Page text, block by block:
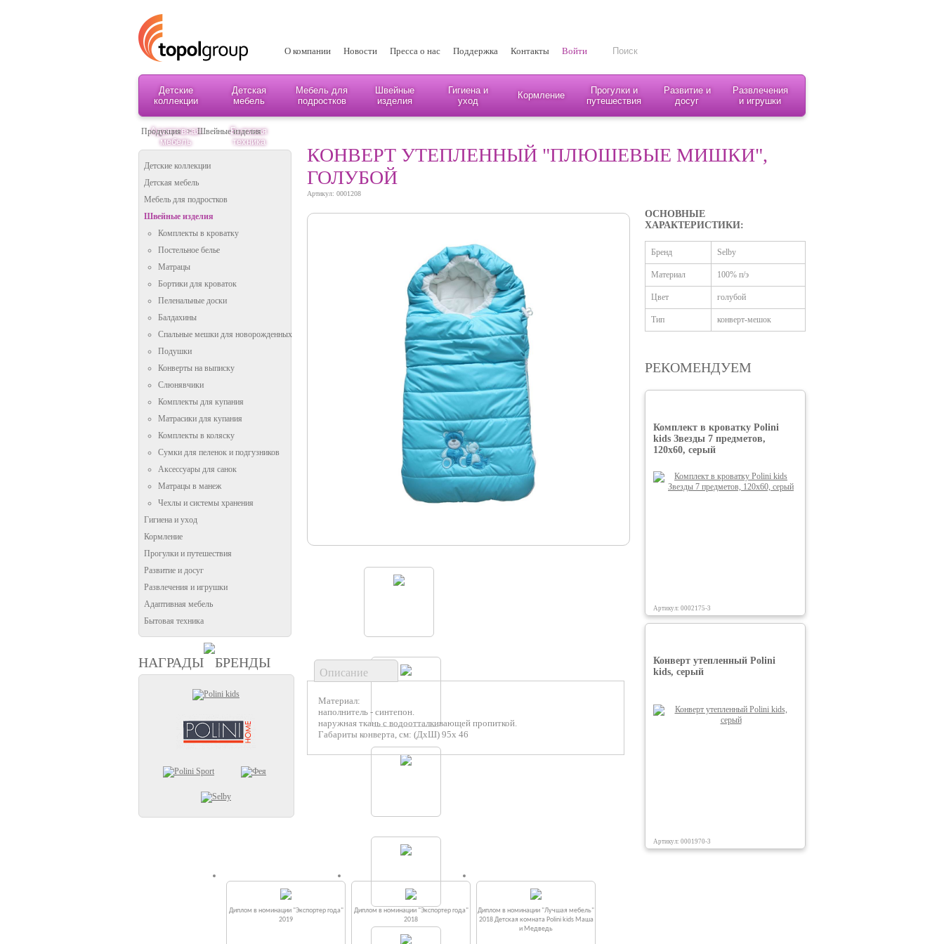
О компании Новости Пресса о нас Поддержка Контакты Войти
Детские
коллекции
Детская
мебель
Мебель для
подростков
Швейные
изделия
Гигиена и
уход
Кормление
Прогулки и
путешествия
Развитие и
досуг
Развлечения
и игрушки
Адаптивная
мебель
Бытовая
техника
Продукция > Швейные изделия
Детские коллекции
Детская мебель
Мебель для подростков
Швейные изделия
Комплекты в кроватку
Постельное белье
Матрацы
Бортики для кроваток
Пеленальные доски
Балдахины
Спальные мешки для новорожденных
Подушки
Конверты на выписку
Слюнявчики
Комплекты для купания
Матрасики для купания
Комплекты в коляску
Сумки для пеленок и подгузников
Аксессуары для санок
Матрацы в манеж
Чехлы и системы хранения
Гигиена и уход
Кормление
Прогулки и путешествия
Развитие и досуг
Развлечения и игрушки
Адаптивная мебель
Бытовая техника
НАГРАДЫ БРЕНДЫ
КОНВЕРТ УТЕПЛЕННЫЙ "ПЛЮШЕВЫЕ МИШКИ",
ГОЛУБОЙ
Артикул: 0001208
Описание
Материал:
наполнитель - синтепон.
наружная ткань с водоотталкивающей пропиткой.
Габариты конверта, см: (ДхШ) 95х 46
ОСНОВНЫЕ
ХАРАКТЕРИСТИКИ:
Бренд Selby
Материал 100% п/э
Цвет голубой
Тип конверт-мешок
РЕКОМЕНДУЕМ
Комплект в кроватку Polini
kids Звезды 7 предметов,
120х60, серый
Артикул: 0002175-3
Конверт утепленный Polini
kids, серый
Артикул: 0001970-3
Диплом в номинации "Экспортер года"
2019
Диплом в номинации "Экспортер года"
2018
Диплом в номинации "Лучшая мебель"
2018 Детская комната Polini kids Маша
и Медведь